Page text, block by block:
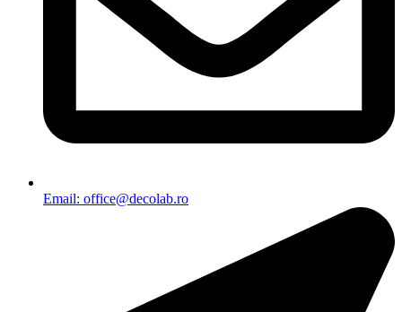
Email: office@decolab.ro